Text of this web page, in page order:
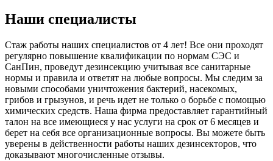
Наши специалисты
Стаж работы наших специалистов от 4 лет! Все они проходят
регулярно повышение квалификации по нормам СЭС и
СанПин, проведут дезинсекцию учитывая все санитарные
нормы и правила и ответят на любые вопросы. Мы следим за
новыми способами уничтожения бактерий, насекомых,
грибов и грызунов, и речь идет не только о борьбе с помощью
химических средств. Наша фирма предоставляет гарантийный
талон на все имеющиеся у нас услуги на срок от 6 месяцев и
берет на себя все организационные вопросы. Вы можете быть
уверены в действенности работы наших дезинсекторов, что
доказывают многочисленные отзывы.